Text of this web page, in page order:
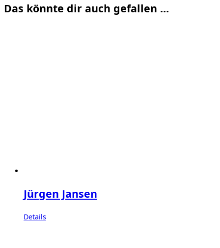
Das könnte dir auch gefallen …
Jürgen Jansen
Details